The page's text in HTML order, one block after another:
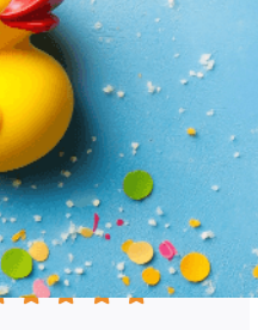
functionality,
experience. So you
enjoyable and
you can expect
set is designed with a
appeal but also
Wat andere